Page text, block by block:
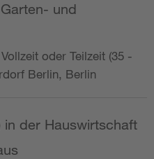
und
oder Teilzeit (35 -
Berlin, Berlin
der Hauswirtschaft